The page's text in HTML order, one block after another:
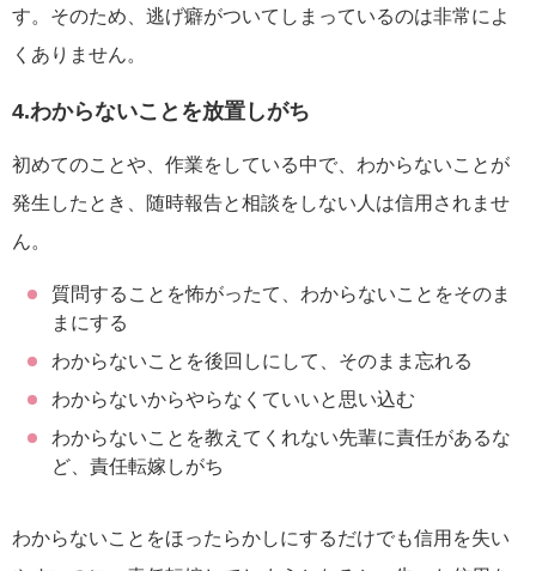
す。そのため、逃げ癖がついてしまっているのは非常によ
くありません。
4.わからないことを放置しがち
初めてのことや、作業をしている中で、わからないことが
発生したとき、随時報告と相談をしない人は信用されませ
ん。
質問することを怖がったて、わからないことをそのま
まにする
わからないことを後回しにして、そのまま忘れる
わからないからやらなくていいと思い込む
わからないことを教えてくれない先輩に責任があるな
ど、責任転嫁しがち
わからないことをほったらかしにするだけでも信用を失い